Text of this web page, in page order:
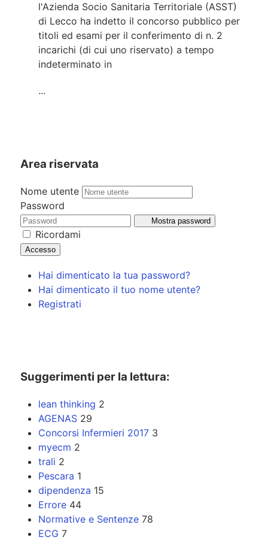
l'Azienda Socio Sanitaria Territoriale (ASST)
di Lecco ha indetto il concorso pubblico per
titoli ed esami per il conferimento di n. 2
incarichi (di cui uno riservato) a tempo
indeterminato in
...
Area riservata
Nome utente
Password
Mostra password
Ricordami
Accesso
Hai dimenticato la tua password?
Hai dimenticato il tuo nome utente?
Registrati
Suggerimenti per la lettura:
lean thinking 2
AGENAS 29
Concorsi Infermieri 2017 3
myecm 2
trali 2
Pescara 1
dipendenza 15
Errore 44
Normative e Sentenze 78
ECG 7